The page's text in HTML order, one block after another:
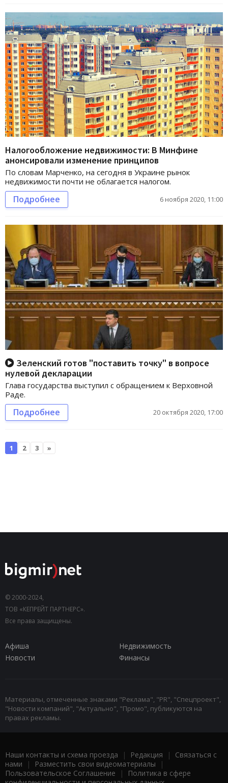
Налогообложение недвижимости: В Минфине
анонсировали изменение принципов
По словам Марченко, на сегодня в Украине рынок
недвижимости почти не облагается налогом.
Подробнее 6 ноября 2020, 11:00
Зеленский готов "поставить точку" в вопросе
нулевой декларации
Глава государства выступил с обращением к Верховной
Раде.
Подробнее 20 октября 2020, 17:00
1 2 3 »
© 2000-2024,
ТОВ «КЕПРЕЙТ ПАРТНЕРС».
Все права защищены.
Афиша
Недвижимость
Новости
Финансы
Материалы, отмеченные знаками "Реклама", "PR", "Спецпроект",
"Новости компаний", "Актуально", "Промо", публикуются на
правах рекламы.
Наши контакты и схема проезда | Редакция | Связаться с
нами | Разместить свои видеоматериалы |
Пользовательское Соглашение |
Политика в сфере